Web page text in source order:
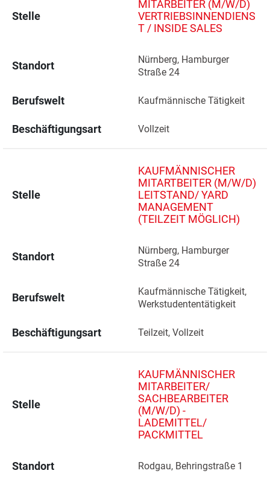
Stelle
MITARBEITER (M/W/D)
VERTRIEBSINNENDIENS
T / INSIDE SALES
Standort
Nürnberg, Hamburger
Straße 24
Berufswelt Kaufmännische Tätigkeit
Beschäftigungsart Vollzeit
Stelle
KAUFMÄNNISCHER
MITARTBEITER (M/W/D)
LEITSTAND/ YARD
MANAGEMENT
(TEILZEIT MÖGLICH)
Standort
Nürnberg, Hamburger
Straße 24
Berufswelt
Kaufmännische Tätigkeit,
Werkstudententätigkeit
Beschäftigungsart Teilzeit, Vollzeit
Stelle
KAUFMÄNNISCHER
MITARBEITER/
SACHBEARBEITER
(M/W/D) -
LADEMITTEL/
PACKMITTEL
Standort Rodgau, Behringstraße 1